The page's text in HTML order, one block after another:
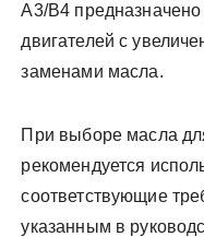
A3/B4
двигателей с
заменами масла.
При выборе масла
рекомендуется
соответствующие
указанным в